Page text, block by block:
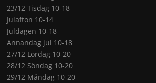
23/12 Tisdag 10-18
Julafton 10-14
Juldagen 10-18
Annandag jul 10-18
27/12 Lördag 10-20
28/12 Söndag 10-20
29/12 Måndag 10-20